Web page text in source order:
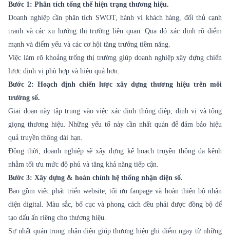
Bước 1: Phân tích tổng thể hiện trạng thương hiệu.
Doanh nghiệp cần phân tích SWOT, hành vi khách hàng, đối thủ cạnh
tranh và các xu hướng thị trường liên quan. Qua đó xác định rõ điểm
mạnh và điểm yếu và các cơ hội tăng trưởng tiềm năng.
Việc làm rõ khoảng trống thị trường giúp doanh nghiệp xây dựng chiến
lược định vị phù hợp và hiệu quả hơn.
Bước 2: Hoạch định chiến lược xây dựng thương hiệu trên môi
trường số.
Giai đoạn này tập trung vào việc xác định thông điệp, định vị và tông
giọng thương hiệu. Những yếu tố này cần nhất quán để đảm bảo hiệu
quả truyền thông dài hạn.
Đồng thời, doanh nghiệp sẽ xây dựng kế hoạch truyền thông đa kênh
nhằm tối ưu mức độ phủ và tăng khả năng tiếp cận.
Bước 3: Xây dựng & hoàn chỉnh hệ thống nhận diện số.
Bao gồm việc phát triển website, tối ưu fanpage và hoàn thiện bộ nhận
diện digital. Màu sắc, bố cục và phong cách đều phải được đồng bộ để
tạo dấu ấn riêng cho thương hiệu.
Sự nhất quán trong nhận diện giúp thương hiệu ghi điểm ngay từ những